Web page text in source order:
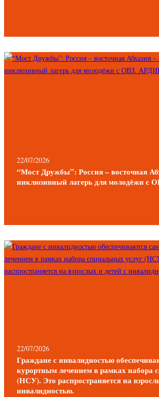
22/07/2026
“Мост Дружбы”: Россия – восточная
инклюзивный лагерь для молодёжи с
22/07/2026
Граждане с инвалидностью
курортным лечением в рамках набора
(НСУ). Это распространяется на
инвалидностью.